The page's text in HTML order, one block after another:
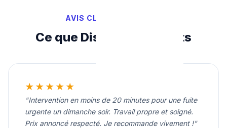
AVIS CLIENTS VÉRIFIÉS
Ce que Disent Nos Clients
★★★★★
"Intervention en moins de 20 minutes pour une fuite
urgente un dimanche soir. Travail propre et soigné.
Prix annoncé respecté. Je recommande vivement !"